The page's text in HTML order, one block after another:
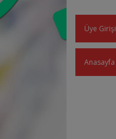
Üye Girişi
Anasayfa